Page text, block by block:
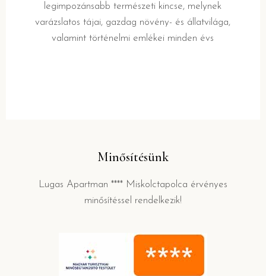
legimpozánsabb természeti kincse, melynek
varázslatos tájai, gazdag növény- és állatvilága,
valamint történelmi emlékei minden évs
Minősítésünk
Lugas Apartman **** Miskolctapolca érvényes
minősítéssel rendelkezik!